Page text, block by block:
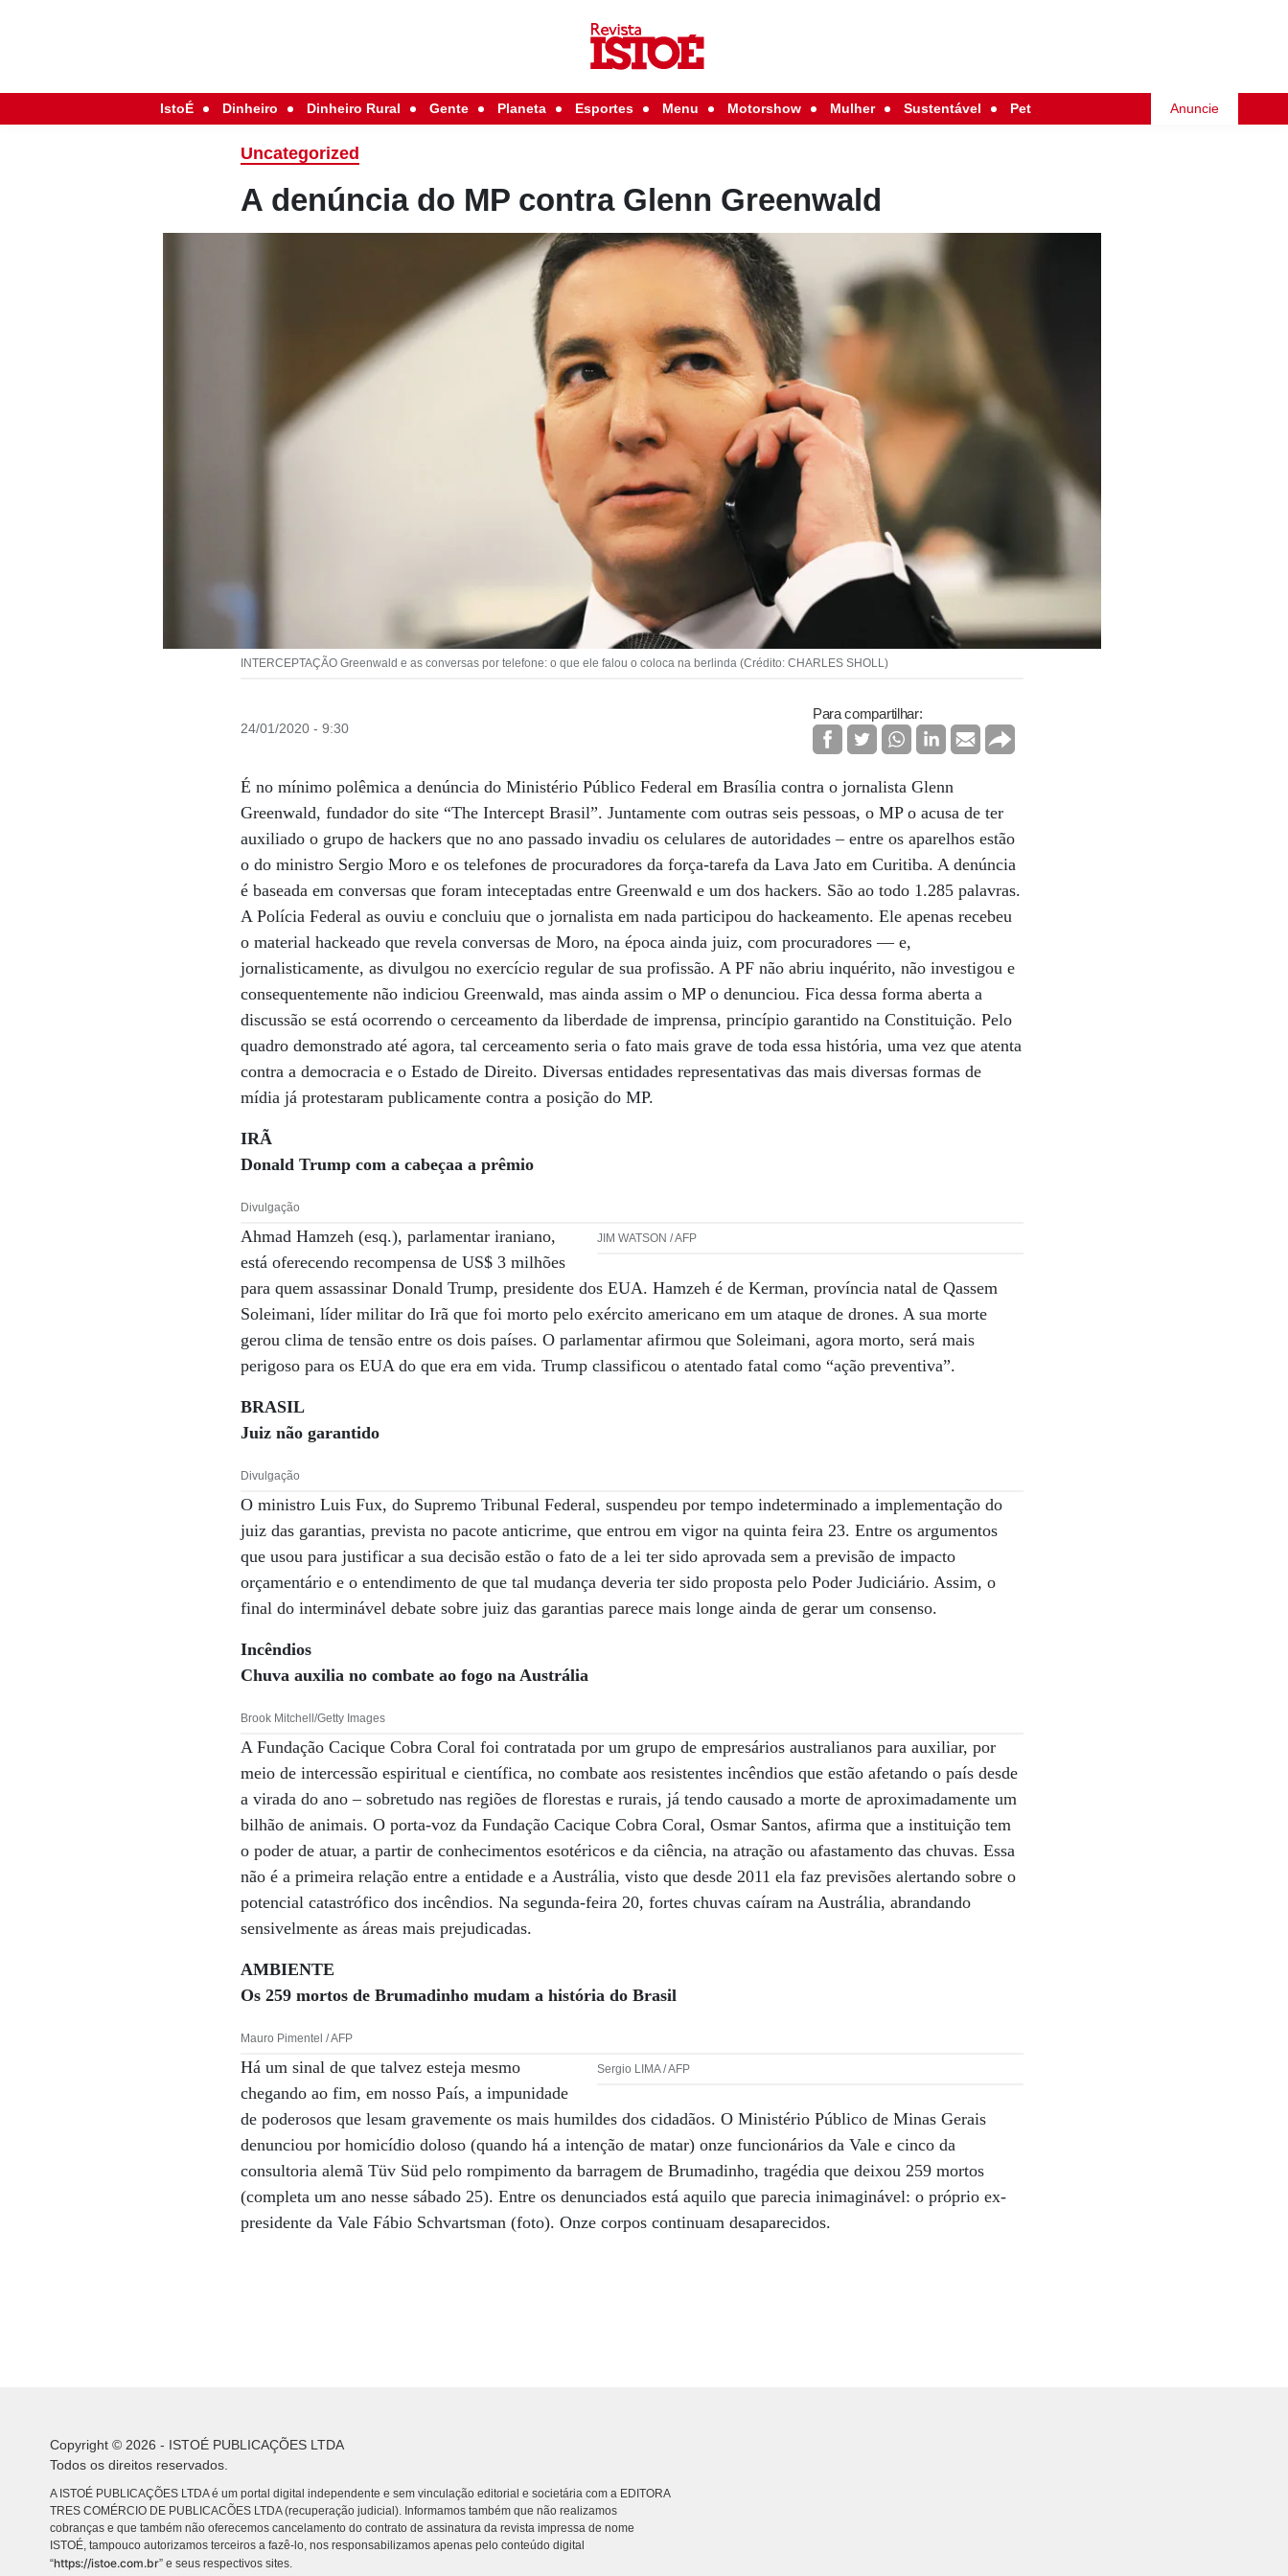
IstoÉ Dinheiro Dinheiro Rural Gente Planeta Esportes Menu Motorshow Mulher Sustentável Pet Anuncie
Uncategorized
A denúncia do MP contra Glenn Greenwald
INTERCEPTAÇÃO Greenwald e as conversas por telefone: o que ele falou o coloca na berlinda (Crédito: CHARLES SHOLL)
24/01/2020 - 9:30
Para compartilhar:
É no mínimo polêmica a denúncia do Ministério Público Federal em Brasília contra o jornalista Glenn
Greenwald, fundador do site “The Intercept Brasil”. Juntamente com outras seis pessoas, o MP o acusa de ter
auxiliado o grupo de hackers que no ano passado invadiu os celulares de autoridades – entre os aparelhos estão
o do ministro Sergio Moro e os telefones de procuradores da força-tarefa da Lava Jato em Curitiba. A denúncia
é baseada em conversas que foram inteceptadas entre Greenwald e um dos hackers. São ao todo 1.285 palavras.
A Polícia Federal as ouviu e concluiu que o jornalista em nada participou do hackeamento. Ele apenas recebeu
o material hackeado que revela conversas de Moro, na época ainda juiz, com procuradores — e,
jornalisticamente, as divulgou no exercício regular de sua profissão. A PF não abriu inquérito, não investigou e
consequentemente não indiciou Greenwald, mas ainda assim o MP o denunciou. Fica dessa forma aberta a
discussão se está ocorrendo o cerceamento da liberdade de imprensa, princípio garantido na Constituição. Pelo
quadro demonstrado até agora, tal cerceamento seria o fato mais grave de toda essa história, uma vez que atenta
contra a democracia e o Estado de Direito. Diversas entidades representativas das mais diversas formas de
mídia já protestaram publicamente contra a posição do MP.
IRÃ
Donald Trump com a cabeçaa a prêmio
Divulgação
JIM WATSON / AFP
Ahmad Hamzeh (esq.), parlamentar iraniano,
está oferecendo recompensa de US$ 3 milhões
para quem assassinar Donald Trump, presidente dos EUA. Hamzeh é de Kerman, província natal de Qassem
Soleimani, líder militar do Irã que foi morto pelo exército americano em um ataque de drones. A sua morte
gerou clima de tensão entre os dois países. O parlamentar afirmou que Soleimani, agora morto, será mais
perigoso para os EUA do que era em vida. Trump classificou o atentado fatal como “ação preventiva”.
BRASIL
Juiz não garantido
Divulgação
O ministro Luis Fux, do Supremo Tribunal Federal, suspendeu por tempo indeterminado a implementação do
juiz das garantias, prevista no pacote anticrime, que entrou em vigor na quinta feira 23. Entre os argumentos
que usou para justificar a sua decisão estão o fato de a lei ter sido aprovada sem a previsão de impacto
orçamentário e o entendimento de que tal mudança deveria ter sido proposta pelo Poder Judiciário. Assim, o
final do interminável debate sobre juiz das garantias parece mais longe ainda de gerar um consenso.
Incêndios
Chuva auxilia no combateao fogo na Austrália
Brook Mitchell/Getty Images
A Fundação Cacique Cobra Coral foi contratada por um grupo de empresários australianos para auxiliar, por
meio de intercessão espiritual e científica, no combate aos resistentes incêndios que estão afetando o país desde
a virada do ano – sobretudo nas regiões de florestas e rurais, já tendo causado a morte de aproximadamente um
bilhão de animais. O porta-voz da Fundação Cacique Cobra Coral, Osmar Santos, afirma que a instituição tem
o poder de atuar, a partir de conhecimentos esotéricos e da ciência, na atração ou afastamento das chuvas. Essa
não é a primeira relação entre a entidade e a Austrália, visto que desde 2011 ela faz previsões alertando sobre o
potencial catastrófico dos incêndios. Na segunda-feira 20, fortes chuvas caíram na Austrália, abrandando
sensivelmente as áreas mais prejudicadas.
AMBIENTE
Os 259 mortos de Brumadinhomudam a história do Brasil
Mauro Pimentel / AFP
Sergio LIMA / AFP
Há um sinal de que talvez esteja mesmo
chegando ao fim, em nosso País, a impunidade
de poderosos que lesam gravemente os mais humildes dos cidadãos. O Ministério Público de Minas Gerais
denunciou por homicídio doloso (quando há a intenção de matar) onze funcionários da Vale e cinco da
consultoria alemã Tüv Süd pelo rompimento da barragem de Brumadinho, tragédia que deixou 259 mortos
(completa um ano nesse sábado 25). Entre os denunciados está aquilo que parecia inimaginável: o próprio ex-
presidente da Vale Fábio Schvartsman (foto). Onze corpos continuam desaparecidos.
Copyright © 2026 - ISTOÉ PUBLICAÇÕES LTDA
Todos os direitos reservados.
A ISTOÉ PUBLICAÇÕES LTDA é um portal digital independente e sem vinculação editorial e societária com a EDITORA
TRES COMÉRCIO DE PUBLICACÕES LTDA (recuperação judicial). Informamos também que não realizamos
cobranças e que também não oferecemos cancelamento do contrato de assinatura da revista impressa de nome
ISTOÉ, tampouco autorizamos terceiros a fazê-lo, nos responsabilizamos apenas pelo conteúdo digital
“https://istoe.com.br” e seus respectivos sites.